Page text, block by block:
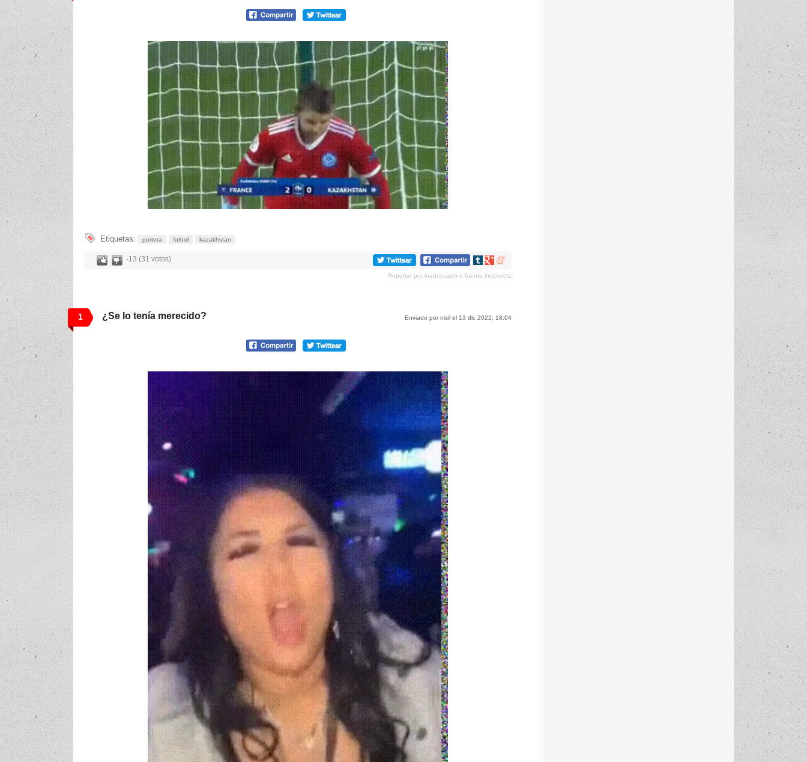
Etiquetas: portera futbol kazakhstan
-13 (31 votos)
Compartir
tumblr
Compartir
Google+
Compartir
meneame
Reportar por inadecuado o fuente incorrecta
1 Enviado por nisil el 13 dic 2022, 18:04
¿Se lo tenía merecido?